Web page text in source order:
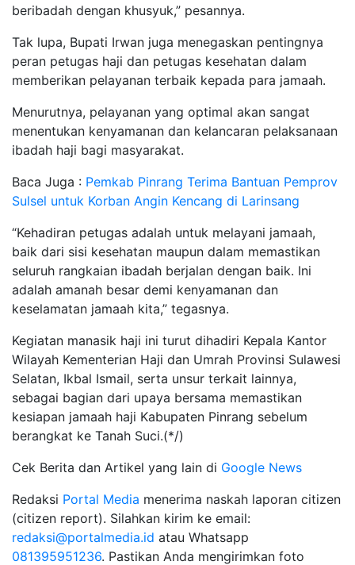
beribadah dengan khusyuk,” pesannya.
Tak lupa, Bupati Irwan juga menegaskan pentingnya
peran petugas haji dan petugas kesehatan dalam
memberikan pelayanan terbaik kepada para jamaah.
Menurutnya, pelayanan yang optimal akan sangat
menentukan kenyamanan dan kelancaran pelaksanaan
ibadah haji bagi masyarakat.
Baca Juga : Pemkab Pinrang Terima Bantuan Pemprov
Sulsel untuk Korban Angin Kencang di Larinsang
“Kehadiran petugas adalah untuk melayani jamaah,
baik dari sisi kesehatan maupun dalam memastikan
seluruh rangkaian ibadah berjalan dengan baik. Ini
adalah amanah besar demi kenyamanan dan
keselamatan jamaah kita,” tegasnya.
Kegiatan manasik haji ini turut dihadiri Kepala Kantor
Wilayah Kementerian Haji dan Umrah Provinsi Sulawesi
Selatan, Ikbal Ismail, serta unsur terkait lainnya,
sebagai bagian dari upaya bersama memastikan
kesiapan jamaah haji Kabupaten Pinrang sebelum
berangkat ke Tanah Suci.(*/)
Cek Berita dan Artikel yang lain di Google News
Redaksi Portal Media menerima naskah laporan citizen
(citizen report). Silahkan kirim ke email:
redaksi@portalmedia.id atau Whatsapp
081395951236. Pastikan Anda mengirimkan foto